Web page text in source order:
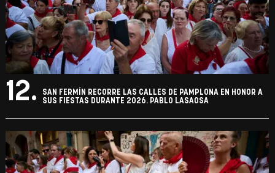
12.
SAN FERMÍN RECORRE LAS CALLES DE PAMPLONA EN HONOR A
SUS FIESTAS DURANTE 2026. PABLO LASAOSA